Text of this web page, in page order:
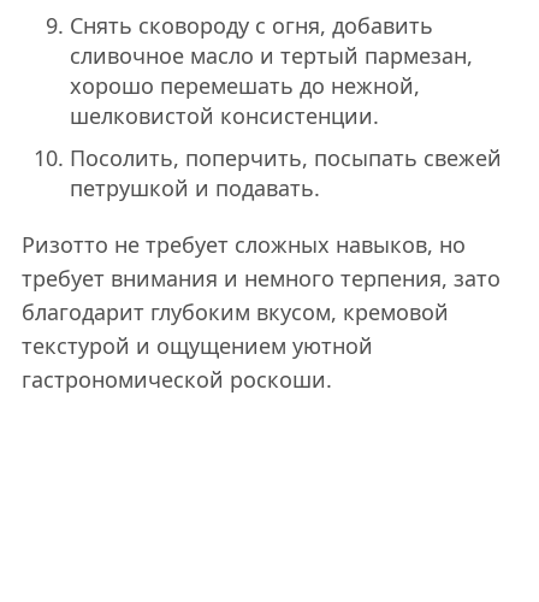
Снять сковороду с огня, добавить
сливочное масло и тертый пармезан,
хорошо перемешать до нежной,
шелковистой консистенции.
Посолить, поперчить, посыпать свежей
петрушкой и подавать.
Ризотто не требует сложных навыков, но
требует внимания и немного терпения, зато
благодарит глубоким вкусом, кремовой
текстурой и ощущением уютной
гастрономической роскоши.